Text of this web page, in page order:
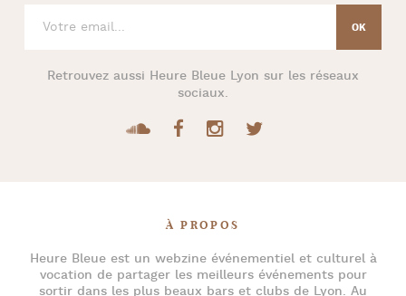
Retrouvez aussi Heure Bleue Lyon sur les réseaux
sociaux.
À PROPOS
Heure Bleueest un webzine événementiel et culturel à
vocation de partager les meilleurs événements pour
sortir dans les plus beaux bars et clubs de Lyon. Au